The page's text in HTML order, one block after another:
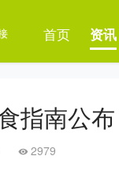
首页 资讯
指南公
2979